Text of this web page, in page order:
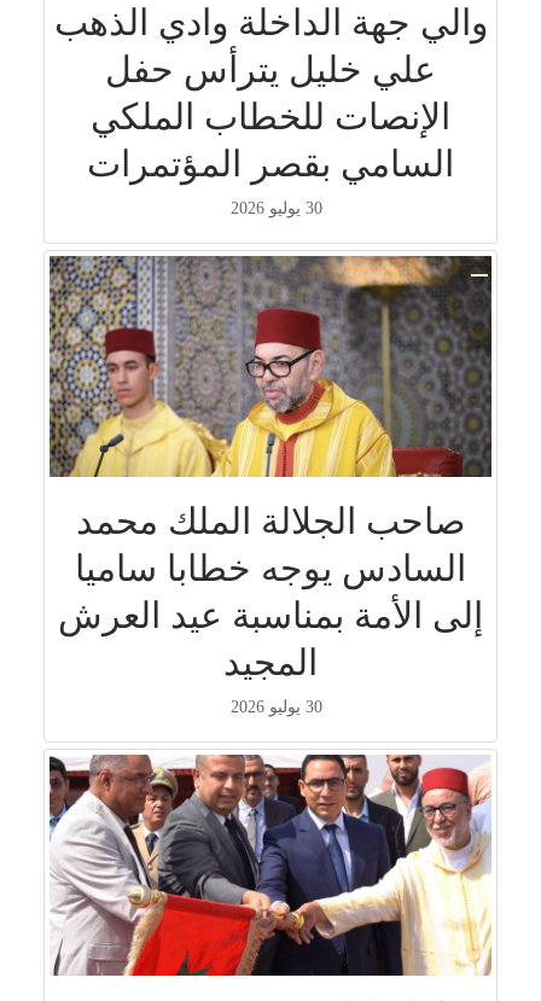
والي جهة الداخلة وادي الذهب
علي خليل يترأس حفل
الإنصات للخطاب الملكي
السامي بقصر المؤتمرات
30 يوليو 2026
صاحب الجلالة الملك محمد
السادس يوجه خطابا ساميا
إلى الأمة بمناسبة عيد العرش
المجيد
30 يوليو 2026